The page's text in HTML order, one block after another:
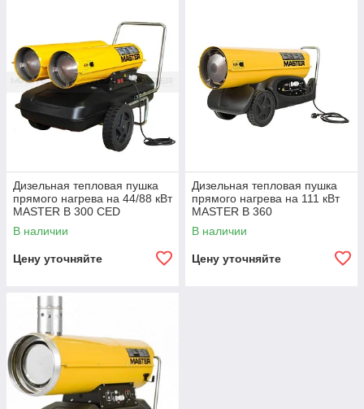
Дизельная тепловая пушка
прямого нагрева на 44/88 кВт
MASTER B 300 CED
В наличии
Цену уточняйте
Дизельная тепловая пушка
прямого нагрева на 111 кВт
MASTER B 360
В наличии
Цену уточняйте